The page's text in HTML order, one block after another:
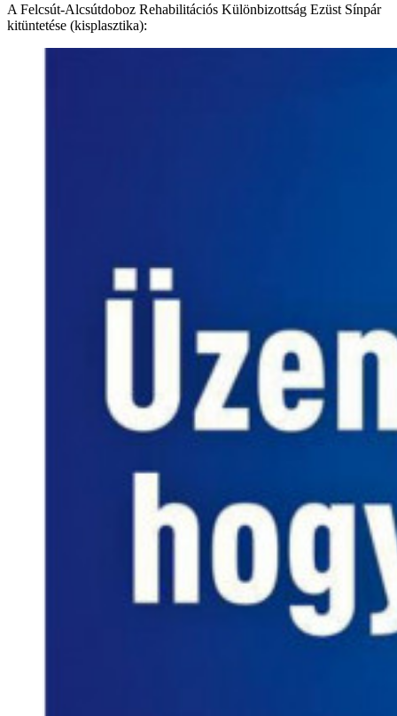
A Felcsút-Alcsútdoboz Rehabilitációs Különbizottság Ezüst Sínpár
kitüntetése (kisplasztika):